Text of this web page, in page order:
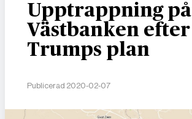
Upptrappning på
Västbanken efter
Trumps plan
Publicerad 2020-02-07